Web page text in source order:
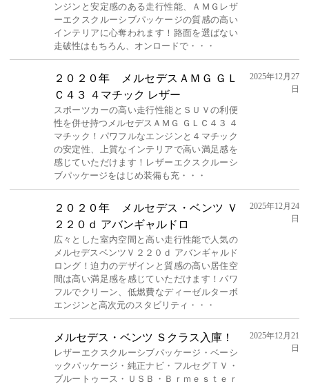
ンジンと安定感のある走行性能、ＡＭＧレザ
ーエクスクルーシブパッケージの質感の高い
インテリアに心奪われます！路面を選ばない
走破性はもちろん、オンロードで・・・
２０２０年 メルセデスＡＭＧ ＧＬ
Ｃ４３ ４マチック レザー
スポーツカーの高い走行性能とＳＵＶの利便
性を併せ持つメルセデスＡＭＧ ＧＬＣ４３ ４
マチック！パワフルなエンジンと４マチック
の安定性、上質なインテリアで高い満足感を
感じていただけます！レザーエクスクルーシ
ブパッケージをはじめ装備も充・・・
2025年12月27
日
２０２０年 メルセデス・ベンツ Ｖ
２２０ｄ アバンギャルドロ
広々とした室内空間と高い走行性能で人気の
メルセデスベンツＶ２２０ｄ アバンギャルド
ロング！迫力のデザインと質感の高い居住空
間は高い満足感を感じていただけます！パワ
フルでクリーン、低燃費なディーゼルターボ
エンジンと高次元のスタビリティ・・・
2025年12月24
日
メルセデス・ベンツ Ｓクラス入庫！
レザーエクスクルーシブパッケージ・ベーシ
ックパッケージ・純正ナビ・フルセグＴＶ・
ブルートゥース・ＵＳＢ・Ｂｒｍｅｓｔｅｒ
2025年12月21
日